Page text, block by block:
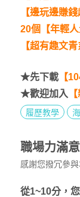
【邊玩邊賺錢
20個【年輕人
【超有趣文
★先下載 【
★歡迎加入
履歷教學
職場力滿
感謝您撥冗參
從1~10分，